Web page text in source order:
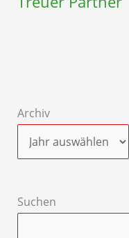
Archiv
Suchen